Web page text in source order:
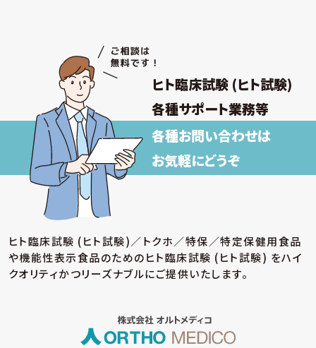
ヒト臨床試験 (ヒト試験)
各種サポート業務等
各種お問い合わせは
お気軽にどうぞ
ヒト臨床試験 (ヒト試験)／トクホ／特保／特定保健用食品
や機能性表示食品のためのヒト臨床試験 (ヒト試験) をハイ
クオリティかつリーズナブルにご提供いたします。